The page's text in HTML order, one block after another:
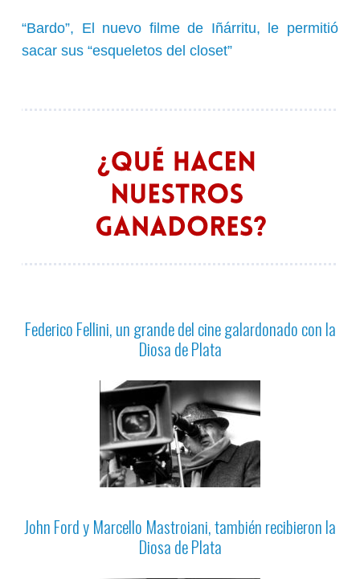
“Bardo”, El nuevo filme de Iñárritu, le permitió
sacar sus “esqueletos del closet”
Federico Fellini, un grande del cine galardonado con la
Diosa de Plata
John Ford y Marcello Mastroiani, también recibieron la
Diosa de Plata